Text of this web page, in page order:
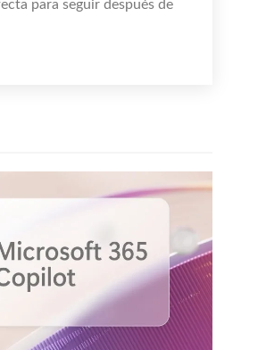
para seguir después de